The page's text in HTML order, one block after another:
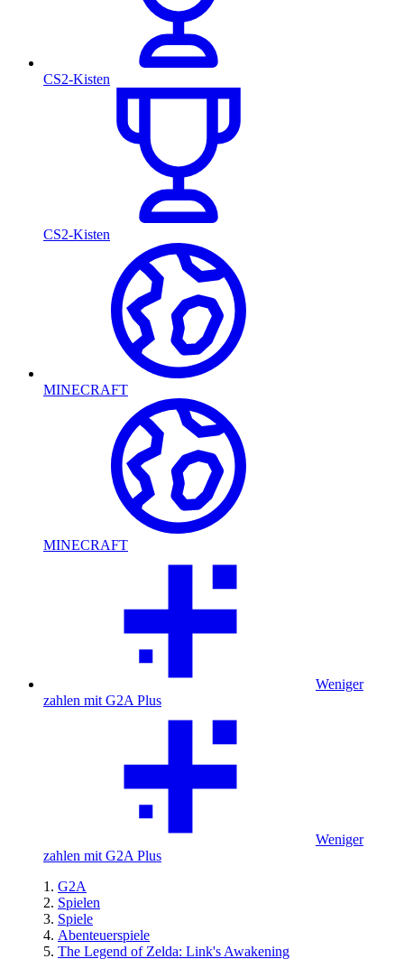
CS2-Kisten
CS2-Kisten
MINECRAFT
MINECRAFT
Weniger
zahlen mit G2A Plus
Weniger
zahlen mit G2A Plus
G2A
Spielen
Spiele
Abenteuerspiele
The Legend of Zelda: Link's Awakening